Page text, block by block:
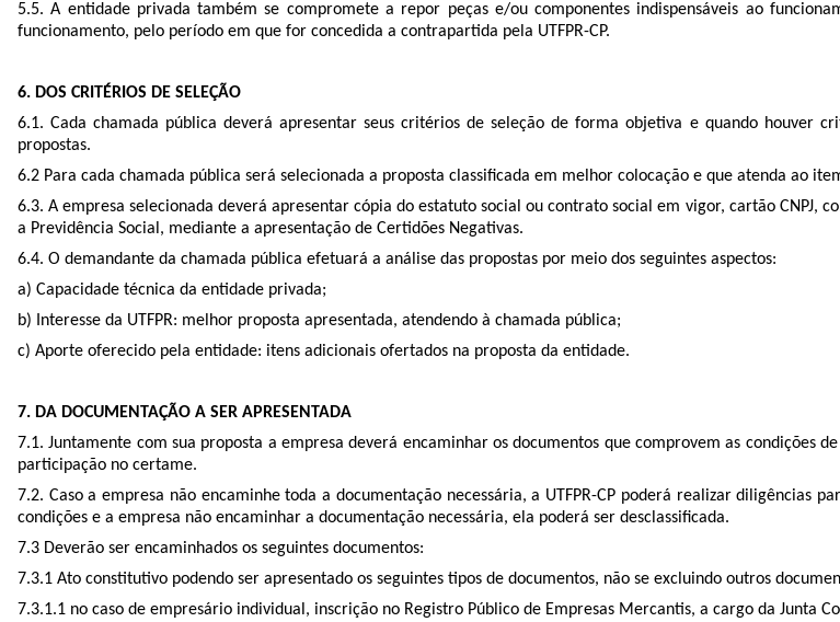
5.5. A entidade privada também se compromete a repor peças e/ou componentes indispensáveis ao
funcionamento, pelo período em que for concedida a contrapartida pela UTFPR-CP.
6. DOS CRITÉRIOS DE SELEÇÃO
6.1. Cada chamada pública deverá apresentar seus critérios de seleção de forma objetiva e quando houver
propostas.
6.2 Para cada chamada pública será selecionada a proposta classificada em melhor colocação e que atenda ao
6.3. A empresa selecionada deverá apresentar cópia do estatuto social ou contrato social em vigor, cartão CNPJ,
a Previdência Social, mediante a apresentação de Certidões Negativas.
6.4. O demandante da chamada pública efetuará a análise das propostas por meio dos seguintes aspectos:
a) Capacidade técnica da entidade privada;
b) Interesse da UTFPR: melhor proposta apresentada, atendendo à chamada pública;
c) Aporte oferecido pela entidade: itens adicionais ofertados na proposta da entidade.
7. DA DOCUMENTAÇÃO A SER APRESENTADA
7.1. Juntamente com sua proposta a empresa deverá encaminhar os documentos que comprovem as condições
participação no certame.
7.2. Caso a empresa não encaminhe toda a documentação necessária, a UTFPR-CP poderá realizar diligências
condições e a empresa não encaminhar a documentação necessária, ela poderá ser desclassificada.
7.3 Deverão ser encaminhados os seguintes documentos:
7.3.1 Ato constitutivo podendo ser apresentado os seguintes tipos de documentos, não se excluindo outros
7.3.1.1 no caso de empresário individual, inscrição no Registro Público de Empresas Mercantis, a cargo da Junta